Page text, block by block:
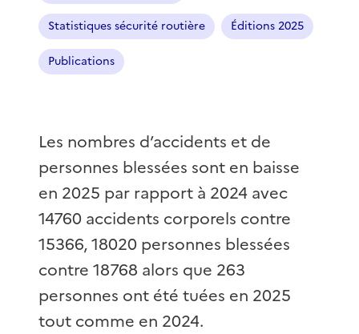
Statistiques sécurité routière Éditions 2025
Publications
Les nombres d’accidents et de
personnes blessées sont en baisse
en 2025 par rapport à 2024 avec
14760 accidents corporels contre
15366, 18020 personnes blessées
contre 18768 alors que 263
personnes ont été tuées en 2025
tout comme en 2024.